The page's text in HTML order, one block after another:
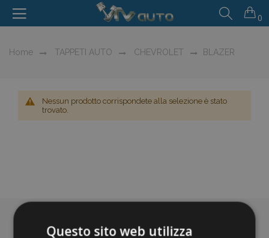
0
Home TAPPETI AUTO CHEVROLET BLAZER
Nessun prodotto corrispondete alla selezione è stato
trovato.
Questo sito web utilizza